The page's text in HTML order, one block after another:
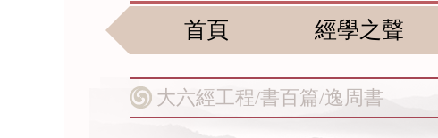
首頁 經學之聲
大六經工程/書百篇/逸周書